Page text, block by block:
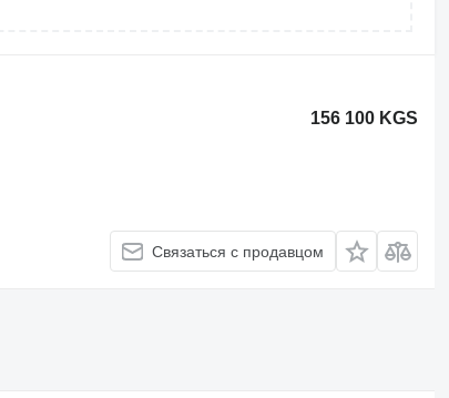
156 100 KGS
Связаться с продавцом